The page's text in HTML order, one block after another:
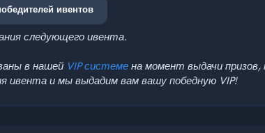
ивентов
следующего ивента.
в нашей VIP системе на момент выдачи
ивента и мы выдадим вам вашу победную VIP!